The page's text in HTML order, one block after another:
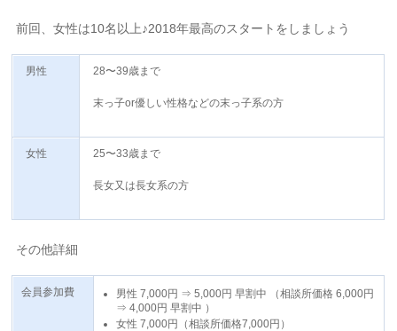
前回、女性は10名以上♪2018年最高のスタートをしましょう
男性 28〜39歳まで
末っ子or優しい性格などの末っ子系の方
女性 25〜33歳まで
長女又は長女系の方
その他詳細
会員参加費 男性 7,000円 ⇒5,000円 早割中
（相談所価格 6,000円
⇒4,000円 早割中 ）
女性 7,000円（相談所価格7,000円）